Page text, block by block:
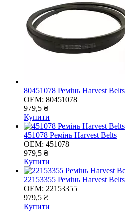
80451078 Ремінь Harvest Belts
OEM: 80451078
979,5 ₴
Купити
451078 Ремінь Harvest Belts
OEM: 451078
979,5 ₴
Купити
22153355 Ремінь Harvest Belts
OEM: 22153355
979,5 ₴
Купити